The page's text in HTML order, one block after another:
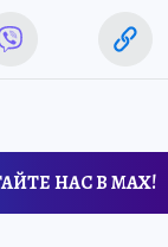
НАС В МАХ!